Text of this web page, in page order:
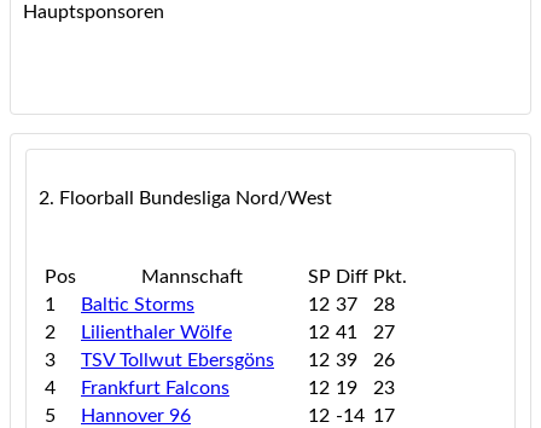
Hauptsponsoren
2. Floorball Bundesliga Nord/West
Pos Mannschaft SP Diff Pkt.
1
Baltic Storms 12 37
28
2
Lilienthaler Wölfe 12 41
27
3
TSV Tollwut Ebersgöns 12 39
26
4
Frankfurt Falcons 12 19
23
5
Hannover 96 12 -14 17